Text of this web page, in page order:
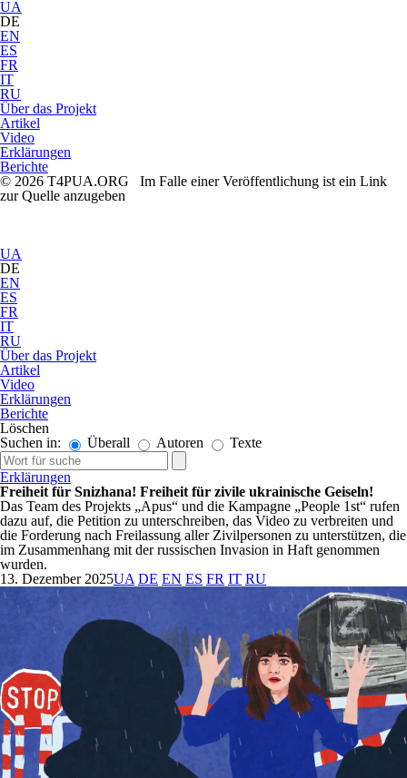
UA
DE
EN
ES
FR
IT
RU
Über das Projekt
Artikel
Video
Erklärungen
Berichte
© 2026 T4PUA.ORG Im Falle einer Veröffentlichung ist ein Link
zur Quelle anzugeben
UA
DE
EN
ES
FR
IT
RU
Über das Projekt
Artikel
Video
Erklärungen
Berichte
Löschen
Suchen in:
Überall Autoren Texte
Erklärungen
Freiheit für Snizhana! Freiheit für zivile ukrainische Geiseln!
Das Team des Projekts „Apus“ und die Kampagne „People 1st“ rufen
dazu auf, die Petition zu unterschreiben, das Video zu verbreiten und
die Forderung nach Freilassung aller Zivilpersonen zu unterstützen, die
im Zusammenhang mit der russischen Invasion in Haft genommen
wurden.
13. Dezember 2025UA DE EN ES FR IT RU